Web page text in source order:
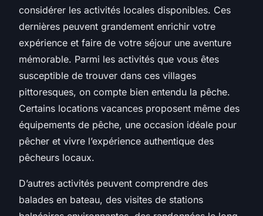
considérer les activités locales disponibles. Ces
dernières peuvent grandement enrichir votre
expérience et faire de votre séjour une aventure
mémorable. Parmi les activités que vous êtes
susceptible de trouver dans ces villages
pittoresques, on compte bien entendu la pêche.
Certains locations vacances proposent même des
équipements de pêche, une occasion idéale pour
pêcher et vivre l’expérience authentique des
pêcheurs locaux.
D’autres activités peuvent comprendre des
balades en bateau, des visites de stations